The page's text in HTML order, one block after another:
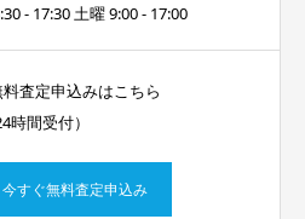
- 17:30 土曜 9:00 - 17:00
査定申込みはこちら
時間受付）
すぐ無料査定申込み